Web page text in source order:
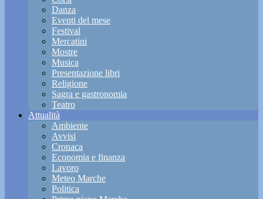
Danza
Eventi del mese
Festival
Mercatini
Mostre
Musica
Presentazione libri
Religione
Sagra e gastronomia
Teatro
Attualità
Ambiente
Avvisi
Cronaca
Economia e finanza
Lavoro
Meteo Marche
Politica